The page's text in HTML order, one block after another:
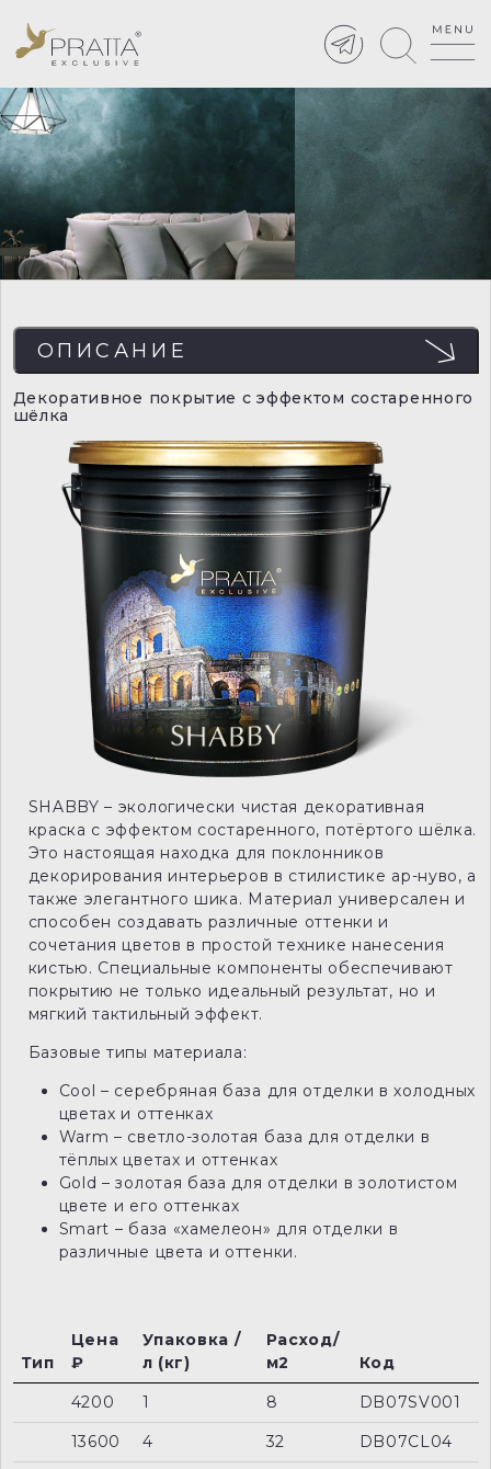
ОПИСАНИЕ
Декоративное покрытие с эффектом состаренного
шёлка
SHABBY – экологически чистая декоративная
краска с эффектом состаренного, потёртого шёлка.
Это настоящая находка для поклонников
декорирования интерьеров в стилистике ар-нуво, а
также элегантного шика. Материал универсален и
способен создавать различные оттенки и
сочетания цветов в простой технике нанесения
кистью. Специальные компоненты обеспечивают
покрытию не только идеальный результат, но и
мягкий тактильный эффект.
Базовые типы материала:
Cool – серебряная база для отделки в холодных
цветах и оттенках
Warm – светло-золотая база для отделки в
тёплых цветах и оттенках
Gold – золотая база для отделки в золотистом
цвете и его оттенках
Smart – база «хамелеон» для отделки в
различные цвета и оттенки.
Тип
Цена
₽
Упаковка /
л (кг)
Расход/
м2
Код
4200
1 8
DB07SV001
13600
4 32
DB07CL04